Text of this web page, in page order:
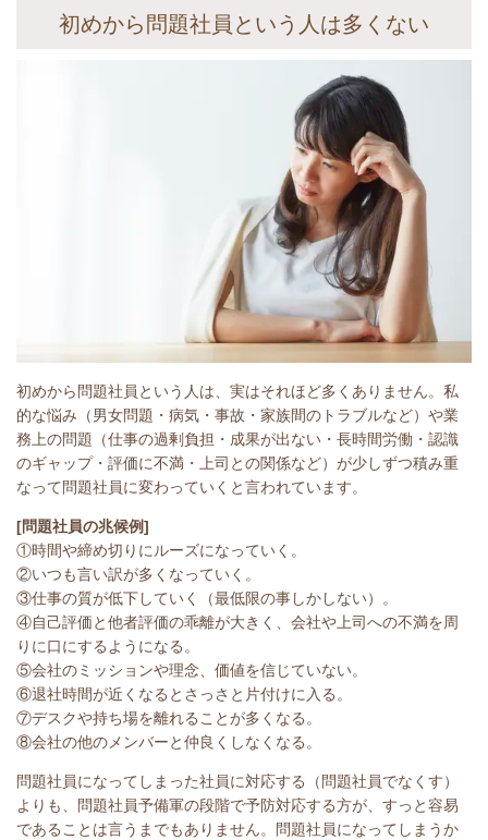
初めから問題社員という人は多くない
初めから問題社員という人は、実はそれほど多くありません。私
的な悩み（男女問題・病気・事故・家族間のトラブルなど）や業
務上の問題（仕事の過剰負担・成果が出ない・長時間労働・認識
のギャップ・評価に不満・上司との関係など）が少しずつ積み重
なって問題社員に変わっていくと言われています。
[問題社員の兆候例]
①時間や締め切りにルーズになっていく。
②いつも言い訳が多くなっていく。
③仕事の質が低下していく（最低限の事しかしない）。
④自己評価と他者評価の乖離が大きく、会社や上司への不満を周
りに口にするようになる。
⑤会社のミッションや理念、価値を信じていない。
⑥退社時間が近くなるとさっさと片付けに入る。
⑦デスクや持ち場を離れることが多くなる。
⑧会社の他のメンバーと仲良くしなくなる。
問題社員になってしまった社員に対応する（問題社員でなくす）
よりも、問題社員予備軍の段階で予防対応する方が、すっと容易
であることは言うまでもありません。問題社員になってしまうか